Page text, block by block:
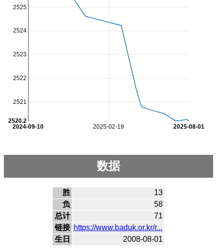
2025-02-19
2024-09-10 2025-08-01
2521
2522
2523
2524
2525
2520.2
数据
胜
13
负
58
总计
71
链接 https://www.baduk.or.kr/r...
生日
2008-08-01